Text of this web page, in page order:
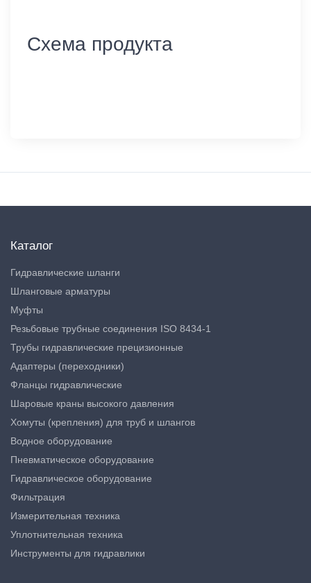
Схема продукта
Каталог
Гидравлические шланги
Шланговые арматуры
Муфты
Резьбовые трубные соединения ISO 8434-1
Трубы гидравлические прецизионные
Адаптеры (переходники)
Фланцы гидравлические
Шаровые краны высокого давления
Хомуты (крепления) для труб и шлангов
Водное оборудование
Пневматическое оборудование
Гидравлическое оборудование
Фильтрация
Измерительная техника
Уплотнительная техника
Инструменты для гидравлики